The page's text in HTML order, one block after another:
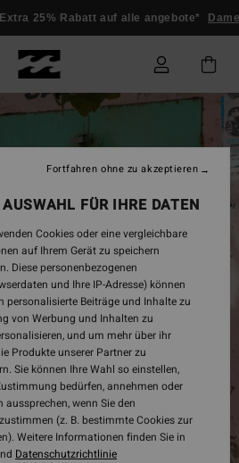
25% Rabatt auf alle angebote* Damen
FÜR IHRE DATEN
Cookies oder eine vergleichbare
auf Ihrem Gerät zu speichern
Diese personenbezogenen
und Ihre IP-Adresse) können
personalisierte Beiträge und Inhalte zu
von Werbung und Inhalten zu
und um mehr über ihr
Produkte unserer Partner zu
Sie können Ihre Wahl so einstellen,
bedürfen, annehmen oder
wenn Sie den
(z. B. bestimmte Cookies zur
Weitere Informationen finden Sie in
Datenschutzrichtlinie
Fortfahren ohne zu akzeptieren